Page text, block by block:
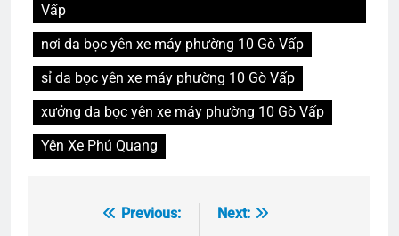
Vấp
nơi da bọc yên xe máy phường 10 Gò Vấp
sỉ da bọc yên xe máy phường 10 Gò Vấp
xưởng da bọc yên xe máy phường 10 Gò Vấp
Yên Xe Phú Quang
Previous:
Next: